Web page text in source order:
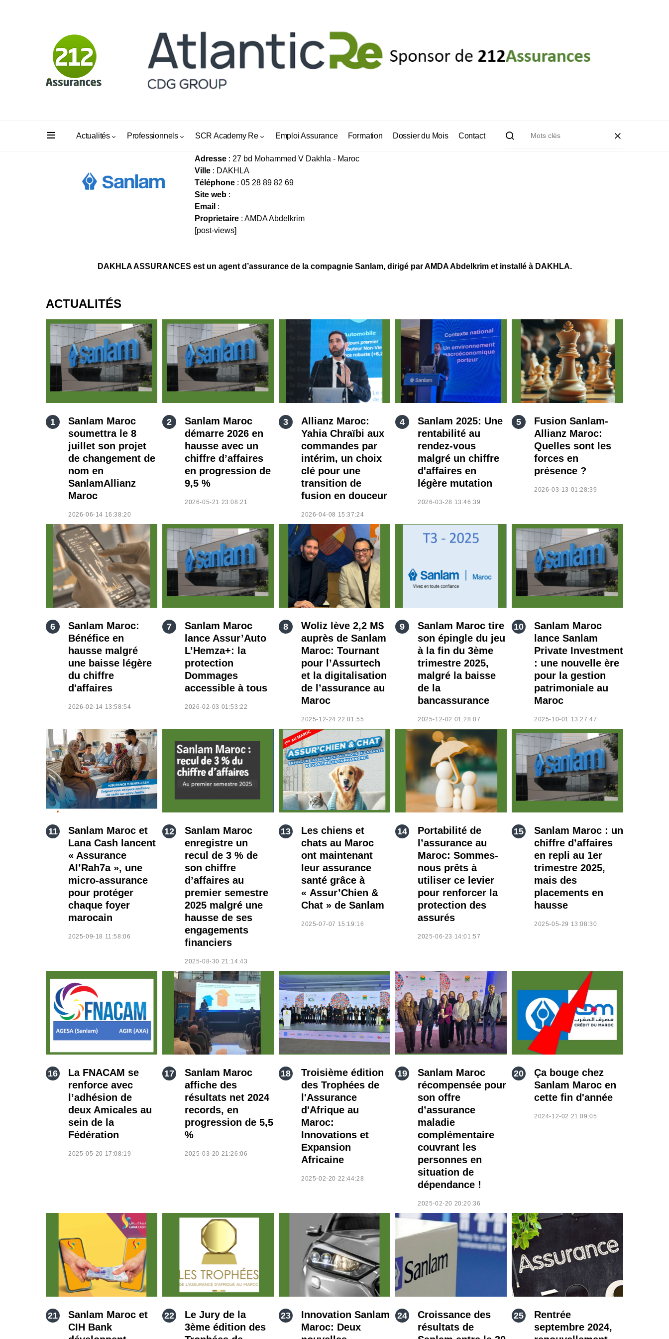
Actualités Professionnels SCR Academy Re Emploi Assurance Formation Dossier du Mois Contact
DAKHLA ASSURANCES
Adresse : 27 bd Mohammed V Dakhla - Maroc
Ville : DAKHLA
Téléphone : 05 28 89 82 69
Site web :
Email :
Proprietaire : AMDA Abdelkrim
[post-views]
DAKHLA ASSURANCES est un agent d’assurance de la compagnie Sanlam, dirigé par AMDA Abdelkrim et installé à DAKHLA.
ACTUALITÉS
Sanlam Maroc
soumettra le 8
juillet son projet
de changement de
nom en
SanlamAllianz
Maroc
2026-06-14 16:38:20
Sanlam Maroc
démarre 2026 en
hausse avec un
chiffre d’affaires
en progression de
9,5 %
2026-05-21 23:08:21
Allianz Maroc:
Yahia Chraïbi aux
commandes par
intérim, un choix
clé pour une
transition de
fusion en douceur
2026-04-08 15:37:24
Sanlam 2025: Une
rentabilité au
rendez-vous
malgré un chiffre
d'affaires en
légère mutation
2026-03-28 13:46:39
Fusion Sanlam-
Allianz Maroc:
Quelles sont les
forces en
présence ?
2026-03-13 01:28:39
Sanlam Maroc:
Bénéfice en
hausse malgré
une baisse légère
du chiffre
d'affaires
2026-02-14 13:58:54
Sanlam Maroc
lance Assur’Auto
L’Hemza+: la
protection
Dommages
accessible à tous
2026-02-03 01:53:22
Woliz lève 2,2 M$
auprès de Sanlam
Maroc: Tournant
pour l’Assurtech
et la digitalisation
de l’assurance au
Maroc
2025-12-24 22:01:55
Sanlam Maroc tire
son épingle du jeu
à la fin du 3ème
trimestre 2025,
malgré la baisse
de la
bancassurance
2025-12-02 01:28:07
Sanlam Maroc
lance Sanlam
Private Investment
: une nouvelle ère
pour la gestion
patrimoniale au
Maroc
2025-10-01 13:27:47
Sanlam Maroc et
Lana Cash lancent
« Assurance
Al’Rah7a », une
micro-assurance
pour protéger
chaque foyer
marocain
2025-09-18 11:58:06
Sanlam Maroc
enregistre un
recul de 3 % de
son chiffre
d’affaires au
premier semestre
2025 malgré une
hausse de ses
engagements
financiers
2025-08-30 21:14:43
Les chiens et
chats au Maroc
ont maintenant
leur assurance
santé grâce à
« Assur’Chien &
Chat » de Sanlam
2025-07-07 15:19:16
Portabilité de
l’assurance au
Maroc: Sommes-
nous prêts à
utiliser ce levier
pour renforcer la
protection des
assurés
2025-06-23 14:01:57
Sanlam Maroc : un
chiffre d’affaires
en repli au 1er
trimestre 2025,
mais des
placements en
hausse
2025-05-29 13:08:30
La FNACAM se
renforce avec
l’adhésion de
deux Amicales au
sein de la
Fédération
2025-05-20 17:08:19
Sanlam Maroc
affiche des
résultats net 2024
records, en
progression de 5,5
%
2025-03-20 21:26:06
Troisième édition
des Trophées de
l'Assurance
d'Afrique au
Maroc:
Innovations et
Expansion
Africaine
2025-02-20 22:44:28
Sanlam Maroc
récompensée pour
son offre
d’assurance
maladie
complémentaire
couvrant les
personnes en
situation de
dépendance !
2025-02-20 20:20:36
Ça bouge chez
Sanlam Maroc en
cette fin d'année
2024-12-02 21:09:05
Sanlam Maroc et
CIH Bank
Le Jury de la
3ème édition des
Innovation Sanlam
Maroc: Deux
Croissance des
résultats de
Rentrée
septembre 2024,